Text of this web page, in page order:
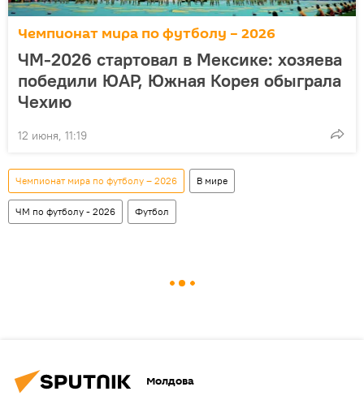
Чемпионат мира по футболу – 2026
ЧМ-2026 стартовал в Мексике: хозяева
победили ЮАР, Южная Корея обыграла
Чехию
12 июня, 11:19
Чемпионат мира по футболу – 2026 В мире
ЧМ по футболу - 2026 Футбол
Молдова